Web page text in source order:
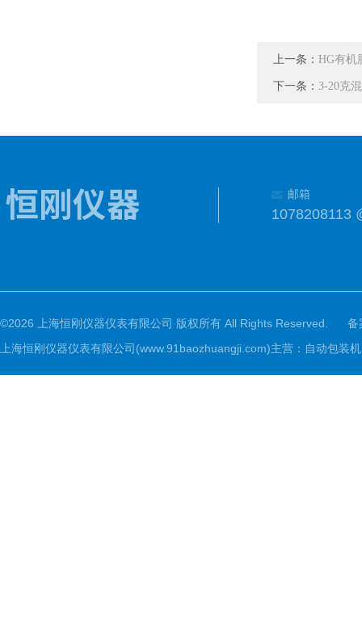
上一条： HG有机
下一条： 3-20克
邮箱
1078208113
©2026 上海恒刚仪器仪表有限公司 版权所有 All Rights Reserved.
备
上海恒刚仪器仪表有限公司(www.91baozhuangji.com)主营：自动包装